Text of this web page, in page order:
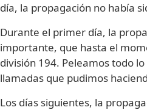
día, la propagación no había
Durante el primer día, la
importante, que hasta el
división 194. Peleamos todo
llamadas que pudimos
Los días siguientes, la